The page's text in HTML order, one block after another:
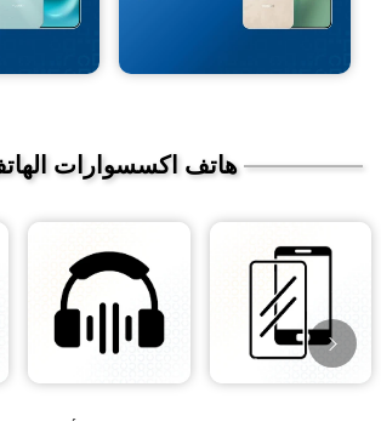
هاتف اكسسوارات